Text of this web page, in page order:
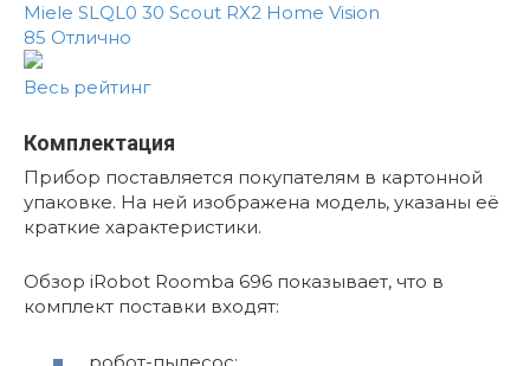
Miele SLQL0 30 Scout RX2 Home Vision
85 Отлично
Весь рейтинг
Комплектация
Прибор поставляется покупателям в картонной
упаковке. На ней изображена модель, указаны её
краткие характеристики.
Обзор iRobot Roomba 696 показывает, что в
комплект поставки входят:
робот-пылесос;